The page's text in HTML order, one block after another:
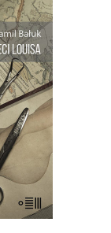
dwie
o
który